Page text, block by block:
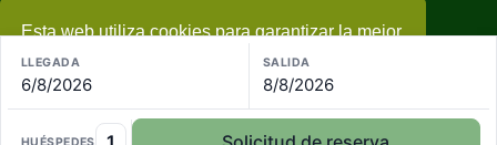
Esta web utiliza cookies para garantizar la mejor
experiencia
Acepto
LLEGADA
6/8/2026
SALIDA
8/8/2026
HUÉSPEDES
EspacioRural.com